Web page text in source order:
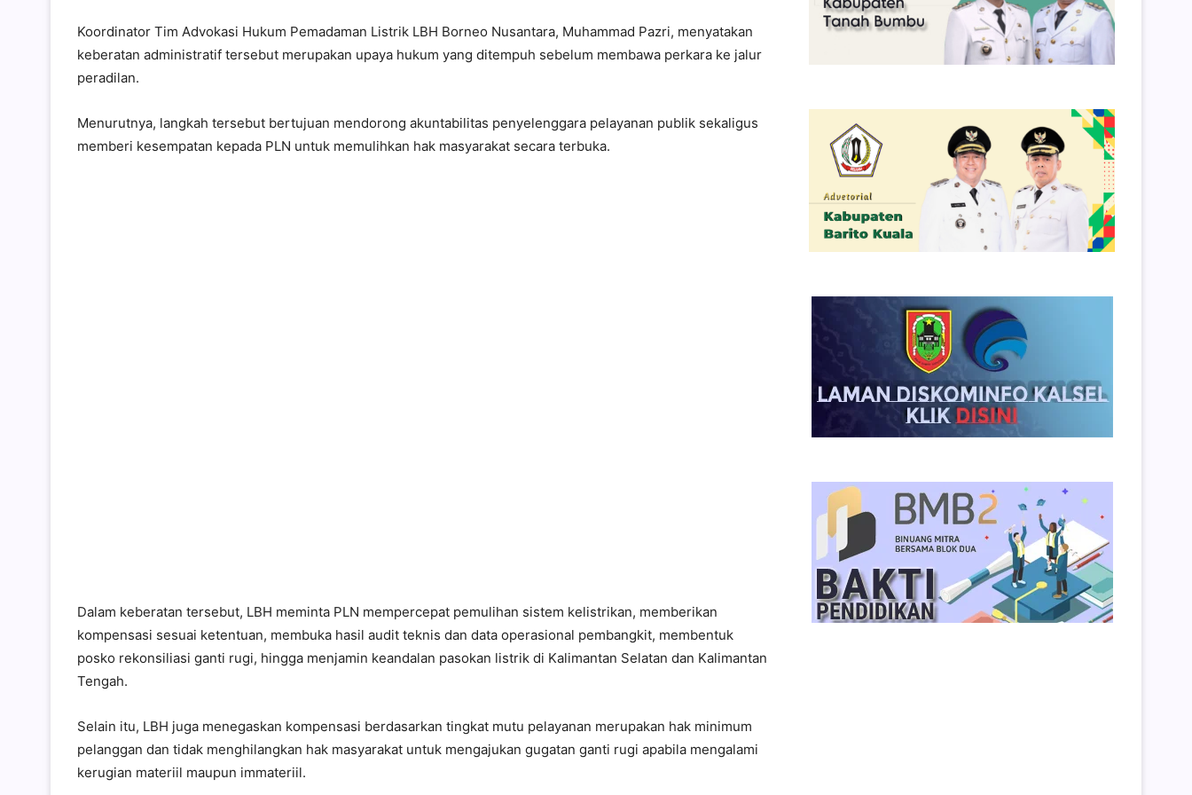
Koordinator Tim Advokasi Hukum Pemadaman Listrik LBH Borneo Nusantara, Muhammad Pazri, menyatakan
keberatan administratif tersebut merupakan upaya hukum yang ditempuh sebelum membawa perkara ke jalur
peradilan.
Menurutnya, langkah tersebut bertujuan mendorong akuntabilitas penyelenggara pelayanan publik sekaligus
memberi kesempatan kepada PLN untuk memulihkan hak masyarakat secara terbuka.
Dalam keberatan tersebut, LBH meminta PLN mempercepat pemulihan sistem kelistrikan, memberikan
kompensasi sesuai ketentuan, membuka hasil audit teknis dan data operasional pembangkit, membentuk
posko rekonsiliasi ganti rugi, hingga menjamin keandalan pasokan listrik di Kalimantan Selatan dan Kalimantan
Tengah.
Selain itu, LBH juga menegaskan kompensasi berdasarkan tingkat mutu pelayanan merupakan hak minimum
pelanggan dan tidak menghilangkan hak masyarakat untuk mengajukan gugatan ganti rugi apabila mengalami
kerugian materiil maupun immateriil.